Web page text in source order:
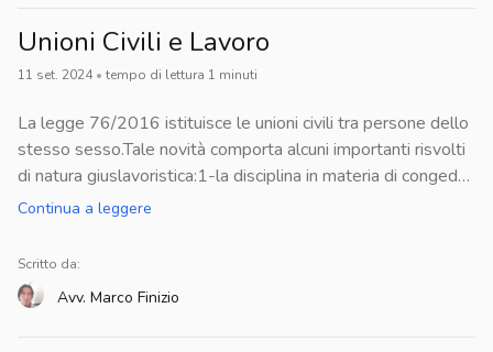
Unioni Civili e Lavoro
11 set. 2024 • tempo di lettura 1 minuti
La legge 76/2016 istituisce le unioni civili tra persone dello
stesso sesso.Tale novità comporta alcuni importanti risvolti
di natura giuslavoristica:1-la disciplina in materia di congedo
matrimoniale, per cui viene concessa sia l'indennità a carico
riconosciuti permessi in caso di lutto ed eventi particolari;3-
la disciplina in materia di nullità del recesso
datoriale comunicato nel periodo in cui vige la tutela, così
Continua a leggere
Scritto da:
Avv. Marco Finizio